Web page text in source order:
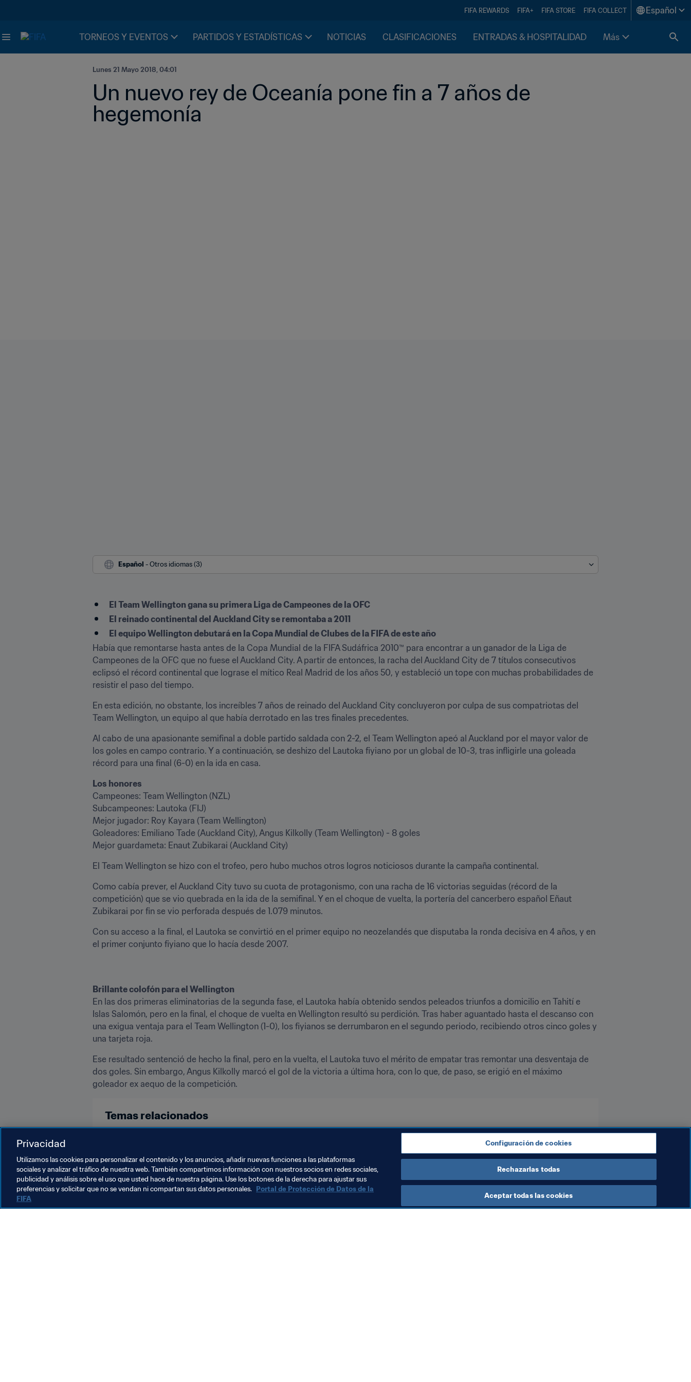
FIFA REWARDS FIFA+ FIFA STORE FIFA COLLECT Español
TORNEOS Y EVENTOS PARTIDOS Y ESTADÍSTICAS NOTICIAS CLASIFICACIONES ENTRADAS & HOSPITALIDAD Más
Lunes 21 Mayo 2018, 04:01
Un nuevo rey de Oceanía pone fin a 7 años de
hegemonía
Español - Otros idiomas (3)
El Team Wellington gana su primera Liga de Campeones de la OFC
El reinado continental del Auckland City se remontaba a 2011
El equipo Wellington debutará en la Copa Mundial de Clubes de la FIFA de este año
Había que remontarse hasta antes de la Copa Mundial de la FIFA Sudáfrica 2010™ para encontrar a un ganador de la Liga de
Campeones de la OFC que no fuese el Auckland City. A partir de entonces, la racha del Auckland City de 7 títulos consecutivos
eclipsó el récord continental que lograse el mítico Real Madrid de los años 50, y estableció un tope con muchas probabilidades de
resistir el paso del tiempo.
En esta edición, no obstante, los increíbles 7 años de reinado del Auckland City concluyeron por culpa de sus compatriotas del
Team Wellington, un equipo al que había derrotado en las tres finales precedentes.
Al cabo de una apasionante semifinal a doble partido saldada con 2-2, el Team Wellington apeó al Auckland por el mayor valor de
los goles en campo contrario. Y a continuación, se deshizo del Lautoka fiyiano por un global de 10-3, tras infligirle una goleada
récord para una final (6-0) en la ida en casa.
Los honores
Campeones: Team Wellington (NZL)
Subcampeones: Lautoka (FIJ)
Mejor jugador: Roy Kayara (Team Wellington)
Goleadores: Emiliano Tade (Auckland City), Angus Kilkolly (Team Wellington) - 8 goles
Mejor guardameta: Enaut Zubikarai (Auckland City)
El Team Wellington se hizo con el trofeo, pero hubo muchos otros logros noticiosos durante la campaña continental.
Como cabía prever, el Auckland City tuvo su cuota de protagonismo, con una racha de 16 victorias seguidas (récord de la
competición) que se vio quebrada en la ida de la semifinal. Y en el choque de vuelta, la portería del cancerbero español Eñaut
Zubikarai por fin se vio perforada después de 1.079 minutos.
Con su acceso a la final, el Lautoka se convirtió en el primer equipo no neozelandés que disputaba la ronda decisiva en 4 años, y en
el primer conjunto fiyiano que lo hacía desde 2007.
Brillante colofón para el Wellington
En las dos primeras eliminatorias de la segunda fase, el Lautoka había obtenido sendos peleados triunfos a domicilio en Tahití e
Islas Salomón, pero en la final, el choque de vuelta en Wellington resultó su perdición. Tras haber aguantado hasta el descanso con
una exigua ventaja para el Team Wellington (1-0), los fiyianos se derrumbaron en el segundo periodo, recibiendo otros cinco goles y
una tarjeta roja.
Ese resultado sentenció de hecho la final, pero en la vuelta, el Lautoka tuvo el mérito de empatar tras remontar una desventaja de
dos goles. Sin embargo, Angus Kilkolly marcó el gol de la victoria a última hora, con lo que, de paso, se erigió en el máximo
goleador ex aequo de la competición.
Temas relacionados
Privacidad
Utilizamos las cookies para personalizar el contenido y los anuncios, añadir nuevas funciones a las plataformas
sociales y analizar el tráfico de nuestra web. También compartimos información con nuestros socios en redes sociales,
publicidad y análisis sobre el uso que usted hace de nuestra página. Use los botones de la derecha para ajustar sus
preferencias y solicitar que no se vendan ni compartan sus datos personales. Portal de Protección de Datos de la
FIFA
Configuración de cookies
Rechazarlas todas
Aceptar todas las cookies